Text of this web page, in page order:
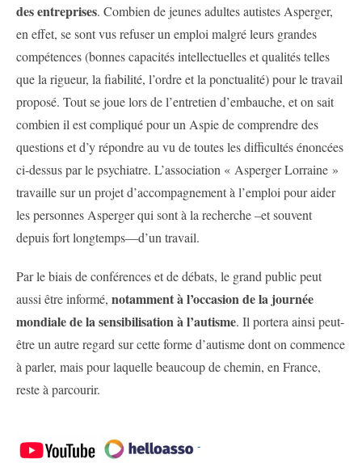
des entreprises. Combien de jeunes adultes autistes Asperger,
en effet, se sont vus refuser un emploi malgré leurs grandes
compétences (bonnes capacités intellectuelles et qualités telles
que la rigueur, la fiabilité, l’ordre et la ponctualité) pour le travail
proposé. Tout se joue lors de l’entretien d’embauche, et on sait
combien il est compliqué pour un Aspie de comprendre des
questions et d’y répondre au vu de toutes les difficultés énoncées
ci-dessus par le psychiatre. L’association « Asperger Lorraine »
travaille sur un projet d’accompagnement à l’emploi pour aider
les personnes Asperger qui sont à la recherche –et souvent
depuis fort longtemps—d’un travail.
Par le biais de conférences et de débats, le grand public peut
aussi être informé, notamment à l’occasion de la journée
mondiale de la sensibilisation à l’autisme. Il portera ainsi peut-
être un autre regard sur cette forme d’autisme dont on commence
à parler, mais pour laquelle beaucoup de chemin, en France,
reste à parcourir.
-